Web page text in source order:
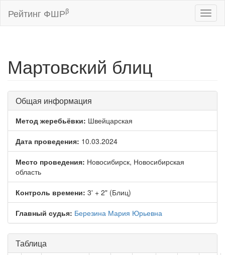
Рейтинг ФШРβ
Мартовский блиц
Общая информация
Метод жеребьёвки: Швейцарская
Дата проведения: 10.03.2024
Место проведения: Новосибирск, Новосибирская
область
Контроль времени: 3' + 2" (Блиц)
Главный судья: Березина Мария Юрьевна
Таблица